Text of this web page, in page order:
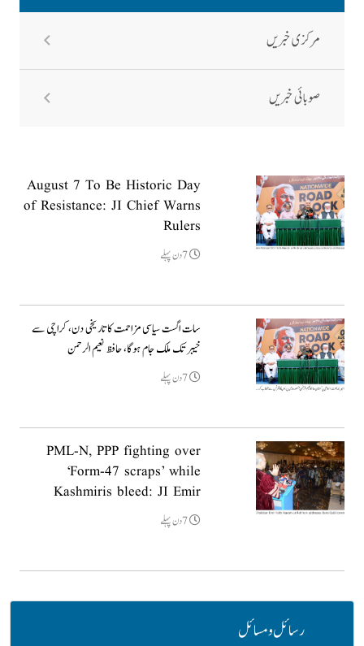
مرکزی خبریں
صوبائی خبریں
August 7 To Be Historic Day
of Resistance: JI Chief Warns
Rulers
7دن پہلے
سات اگست سیاسی مزاحمت کا تاریخی دن، کراچی سے
خیبر تک ملک جام ہوگا، حافظ نعیم الرحمن
7دن پہلے
PML-N, PPP fighting over
‘Form-47 scraps’ while
Kashmiris bleed: JI Emir
7دن پہلے
رسائل و مسائل